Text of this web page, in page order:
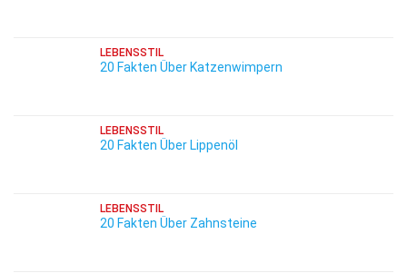
LEBENSSTIL
20 Fakten Über Katzenwimpern
LEBENSSTIL
20 Fakten Über Lippenöl
LEBENSSTIL
20 Fakten Über Zahnsteine